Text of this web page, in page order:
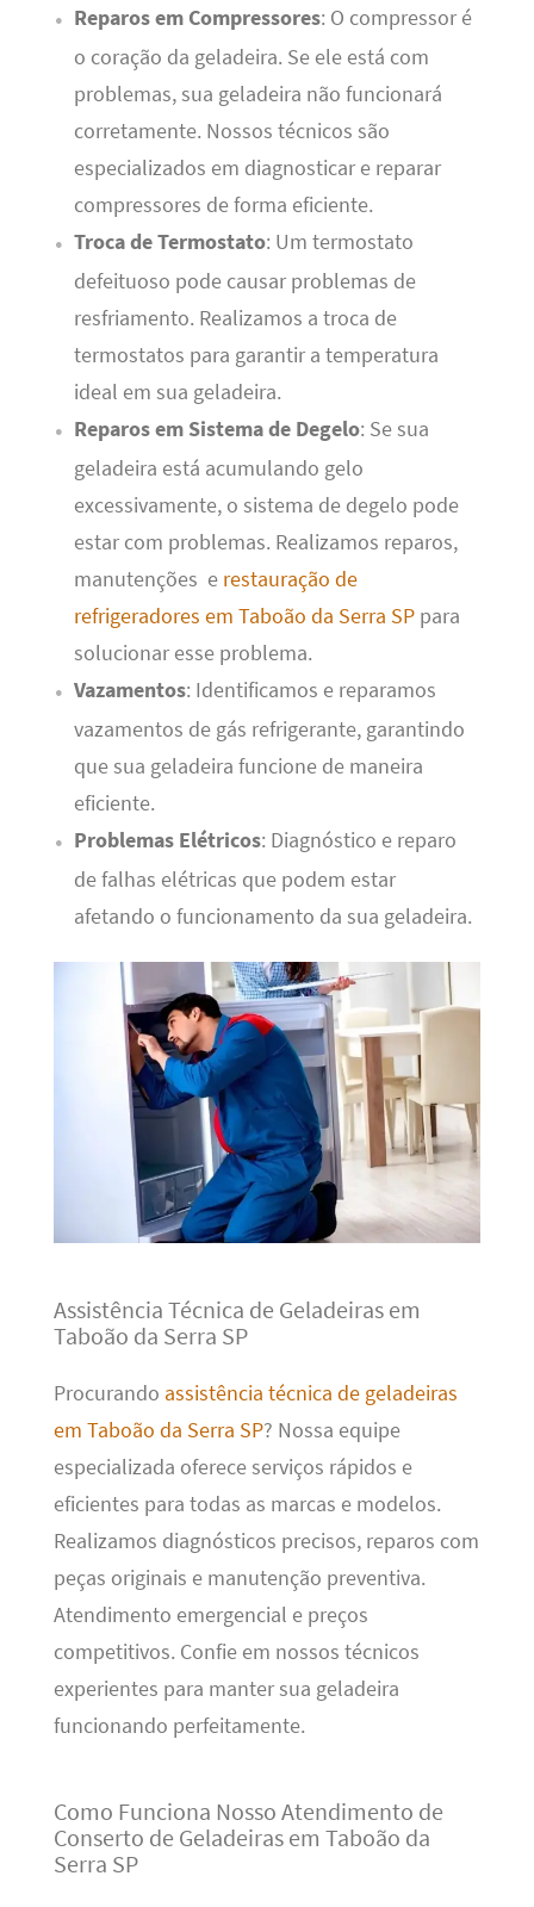
Reparos em Compressores: O compressor é
o coração da geladeira. Se ele está com
problemas, sua geladeira não funcionará
corretamente. Nossos técnicos são
especializados em diagnosticar e reparar
compressores de forma eficiente.
Troca de Termostato: Um termostato
defeituoso pode causar problemas de
resfriamento. Realizamos a troca de
termostatos para garantir a temperatura
ideal em sua geladeira.
Reparos em Sistema de Degelo: Se sua
geladeira está acumulando gelo
excessivamente, o sistema de degelo pode
estar com problemas. Realizamos reparos,
manutenções e restauração de
refrigeradores em Taboão da Serra SPpara
solucionar esse problema.
Vazamentos: Identificamos e reparamos
vazamentos de gás refrigerante, garantindo
que sua geladeira funcione de maneira
eficiente.
Problemas Elétricos: Diagnóstico e reparo
de falhas elétricas que podem estar
afetando o funcionamento da sua geladeira.
Assistência Técnica de Geladeiras em
Taboão da Serra SP
Procurando assistência técnica de geladeiras
em Taboão da Serra SP? Nossa equipe
especializada oferece serviços rápidos e
eficientes para todas as marcas e modelos.
Realizamos diagnósticos precisos, reparos com
peças originais e manutenção preventiva.
Atendimento emergencial e preços
competitivos. Confie em nossos técnicos
experientes para manter sua geladeira
funcionando perfeitamente.
Como Funciona Nosso Atendimento de
Conserto de Geladeiras em Taboão da
Serra SP